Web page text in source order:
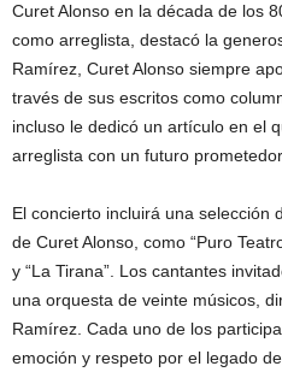
Curet Alonso en la década de los
como arreglista, destacó la
Ramírez, Curet Alonso siempre
través de sus escritos como
incluso le dedicó un artículo en el
arreglista con un futuro
El concierto incluirá una selección
de Curet Alonso, como “Puro
y “La Tirana”. Los cantantes
una orquesta de veinte músicos,
Ramírez. Cada uno de los
emoción y respeto por el legado